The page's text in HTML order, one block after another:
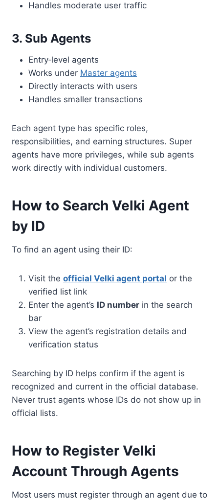
Handles moderate user traffic
3. Sub Agents
Entry‑level agents
Works under Master agents
Directly interacts with users
Handles smaller transactions
Each agent type has specific roles,
responsibilities, and earning structures. Super
agents have more privileges, while sub agents
work directly with individual customers.
How to Search Velki Agent
by ID
To find an agent using their ID:
Visit the official Velki agent portal or the
verified list link
Enter the agent’s ID number in the search
bar
View the agent’s registration details and
verification status
Searching by ID helps confirm if the agent is
recognized and current in the official database.
Never trust agents whose IDs do not show up in
official lists.
How to Register Velki
Account Through Agents
Most users must register through an agent due to